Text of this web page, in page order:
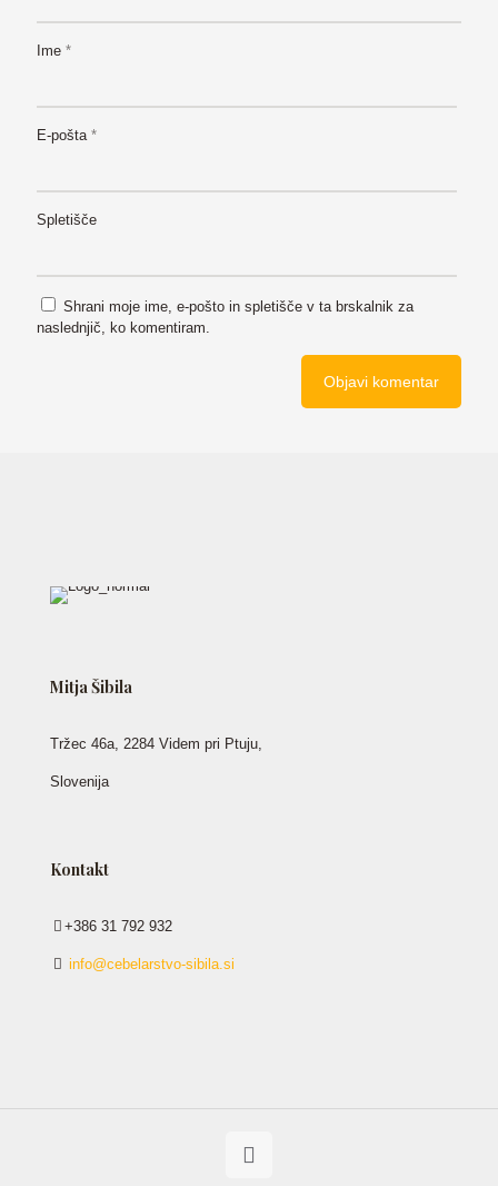
Ime *
E-pošta *
Spletišče
Shrani moje ime, e-pošto in spletišče v ta brskalnik za
naslednjič, ko komentiram.
Mitja Šibila
Tržec 46a, 2284 Videm pri Ptuju,
Slovenija
Kontakt
+386 31 792 932
info@cebelarstvo-sibila.si